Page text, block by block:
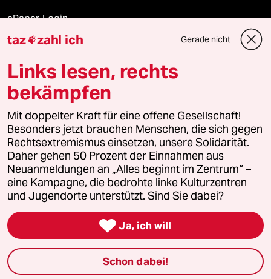
ePaper Login
Downloads für Abonnierende
© 2026 taz Verlags und Vertriebs GmbH
Alle Rechte vorbehalten. Bei rechtlichen Fragen oder für Genehmigungen
wenden Sie sich bitte an
lizenzen@taz.de
Feedback Redaktionsstatut Kommune-Richtlinien
Leitlinie Informant Datenschutz Impressum AGB
Seitenwende Einwilligungen widerrufen (Ads)
taz zahl ich Gerade nicht
Links lesen, rechts
bekämpfen
Mit doppelter Kraft für eine offene Gesellschaft!
Besonders jetzt brauchen Menschen, die sich gegen
Rechtsextremismus einsetzen, unsere Solidarität.
Daher gehen 50 Prozent der Einnahmen aus
Neuanmeldungen an „Alles beginnt im Zentrum“ –
eine Kampagne, die bedrohte linke Kulturzentren
und Jugendorte unterstützt. Sind Sie dabei?
 Ja, ich will
Schon dabei!